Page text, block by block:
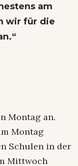
am
wir für die
Montag an.
Montag
Schulen in der
Mittwoch